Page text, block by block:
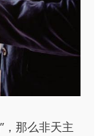
，那么非天主